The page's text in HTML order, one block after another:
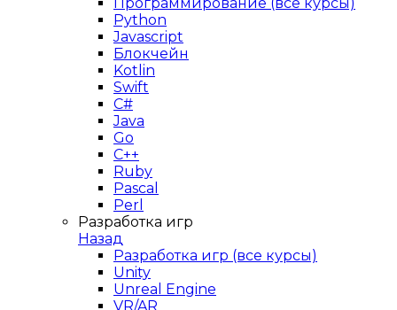
Python
Javascript
Блокчейн
Kotlin
Swift
C#
Java
Go
C++
Ruby
Pascal
Perl
Разработка игр
Назад
Разработка игр (все курсы)
Unity
Unreal Engine
VR/AR